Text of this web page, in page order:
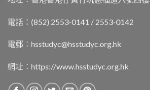
電話：(852) 2553-0141 / 2553-0142
電郵︰ hsstudyc@hsstudyc.org.hk
網址︰ https://www.hsstudyc.org.hk